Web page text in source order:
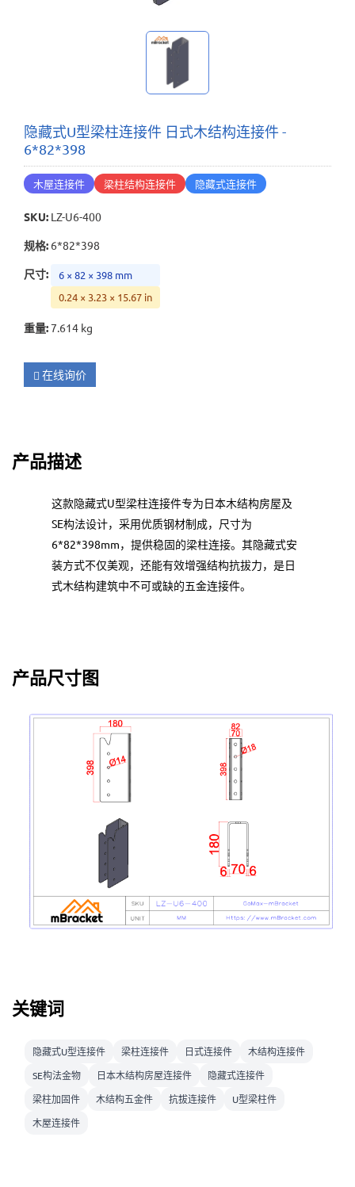
隐藏式U型梁柱连接件 日式木结构连接件 -
6*82*398
木屋连接件 梁柱结构连接件 隐藏式连接件
SKU: LZ-U6-400
规格: 6*82*398
尺寸:
6 × 82 × 398 mm
0.24 × 3.23 × 15.67 in
重量:7.614 kg
在线询价
产品描述
这款隐藏式U型梁柱连接件专为日本木结构房屋及
SE构法设计，采用优质钢材制成，尺寸为
6*82*398mm，提供稳固的梁柱连接。其隐藏式安
装方式不仅美观，还能有效增强结构抗拔力，是日
式木结构建筑中不可或缺的五金连接件。
产品尺寸图
关键词
隐藏式U型连接件 梁柱连接件 日式连接件
木结构连接件
SE构法金物
日本木结构房屋连接件
隐藏式连接件
梁柱加固件
木结构五金件 抗拔连接件
U型梁柱件
木屋连接件